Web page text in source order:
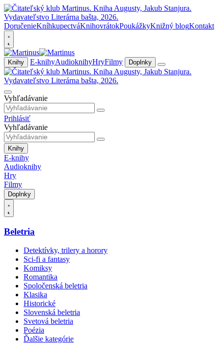
DoručenieKníhkupectváKnihovrátokPoukážkyKnižný blogKontakt
Knihy E-knihyAudioknihyHryFilmy Doplnky
Vyhľadávanie
Prihlásiť
Vyhľadávanie
Knihy
E-knihy
Audioknihy
Hry
Filmy
Doplnky
Beletria
Detektívky, trilery a horory
Sci-fi a fantasy
Komiksy
Romantika
Spoločenská beletria
Klasika
Historické
Slovenská beletria
Svetová beletria
Poézia
Ďalšie kategórie